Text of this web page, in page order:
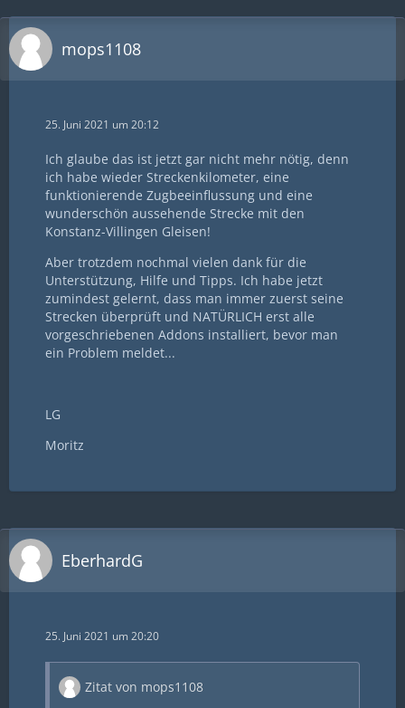
mops1108
25. Juni 2021 um 20:12
Ich glaube das ist jetzt gar nicht mehr nötig, denn
ich habe wieder Streckenkilometer, eine
funktionierende Zugbeeinflussung und eine
wunderschön aussehende Strecke mit den
Konstanz-Villingen Gleisen!
Aber trotzdem nochmal vielen dank für die
Unterstützung, Hilfe und Tipps. Ich habe jetzt
zumindest gelernt, dass man immer zuerst seine
Strecken überprüft und NATÜRLICH erst alle
vorgeschriebenen Addons installiert, bevor man
ein Problem meldet...
LG
Moritz
EberhardG
25. Juni 2021 um 20:20
Zitat von mops1108